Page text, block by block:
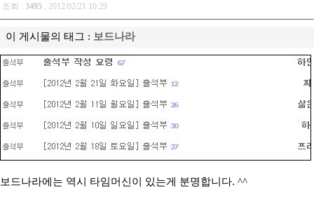
조회 : 3495 , 2012/02/21 10:29
이 게시물의 태그 : 보드나라
보드나라에는 역시 타임머신이 있는게 분명합니다. ^^